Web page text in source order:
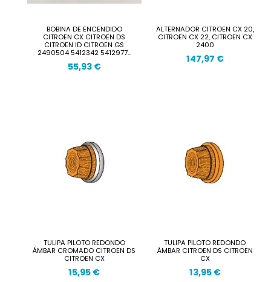
BOBINA DE ENCENDIDO
CITROEN CX CITROEN DS
CITROEN ID CITROEN GS
2490504 5412342 5412977...
55,93 €
ALTERNADOR CITROEN CX 20,
CITROEN CX 22, CITROEN CX
2400
147,97 €
TULIPA PILOTO REDONDO
ÁMBAR CROMADO CITROEN DS
CITROEN CX
15,95 €
TULIPA PILOTO REDONDO
ÁMBAR CITROEN DS CITROEN
CX
13,95 €